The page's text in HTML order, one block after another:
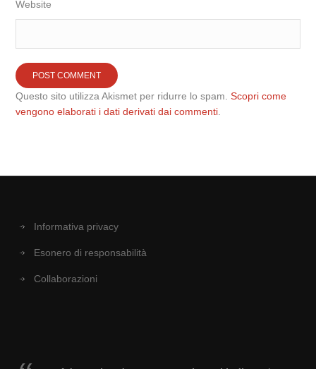
Website
Questo sito utilizza Akismet per ridurre lo spam.Scopri come
vengono elaborati i dati derivati dai commenti
Informativa privacy
Esonero di responsabilità
Collaborazioni